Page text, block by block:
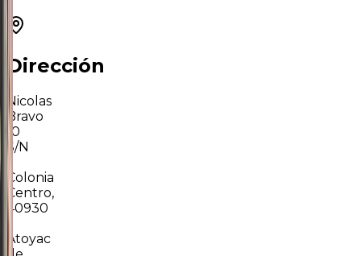
Dirección
Nicolas
Bravo
10
S/N
Colonia
Centro,
40930
Atoyac